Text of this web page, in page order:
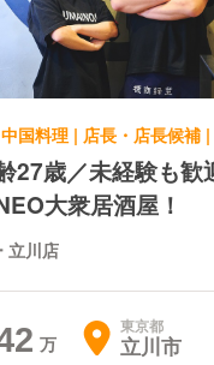
27歳／未経験も
大衆居酒屋！
立川店
東京都
立川市